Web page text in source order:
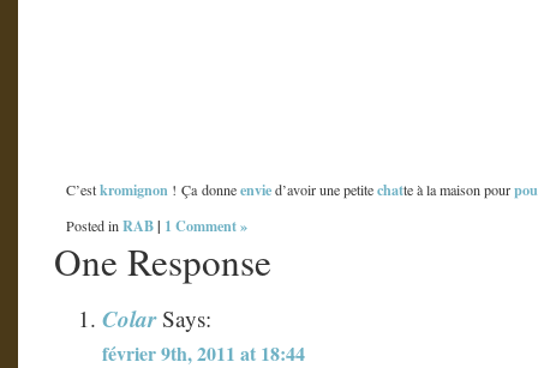
C’estkromignon ! Ça donneenvied’avoir une petitechatte à la maison pour
Posted inRAB| 1 Comment »
One Response
ColarSays:
février 9th, 2011 at 18:44